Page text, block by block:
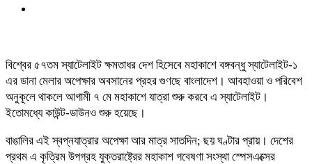
বিশ্বের ৫৭তম স্যাটেলাইট ক্ষমতাধর দেশ হিসেবে মহাকাশে বঙ্গবন্ধু স্যাটেলাইট-১
এর ডানা মেলার অপেক্ষার অবসানের প্রহর গুণছে বাংলাদেশ। আবহাওয়া ও পরিবেশ
অনুকূলে থাকলে আগামী ৭ মে মহাকাশে যাত্রা শুরু করবে এ স্যাটেলাইট।
ইতোমধ্যে কাউন্ট-ডাউনও শুরু হয়েছে।
বাঙালির এই স্বপ্নযাত্রার অপেক্ষা আর মাত্র সাতদিন; ছয় ঘণ্টার প্রায়। দেশের
প্রথম এ কৃত্রিম উপগ্রহ যুক্তরাষ্ট্রের মহাকাশ গবেষণা সংস্থা স্পেসএক্সের